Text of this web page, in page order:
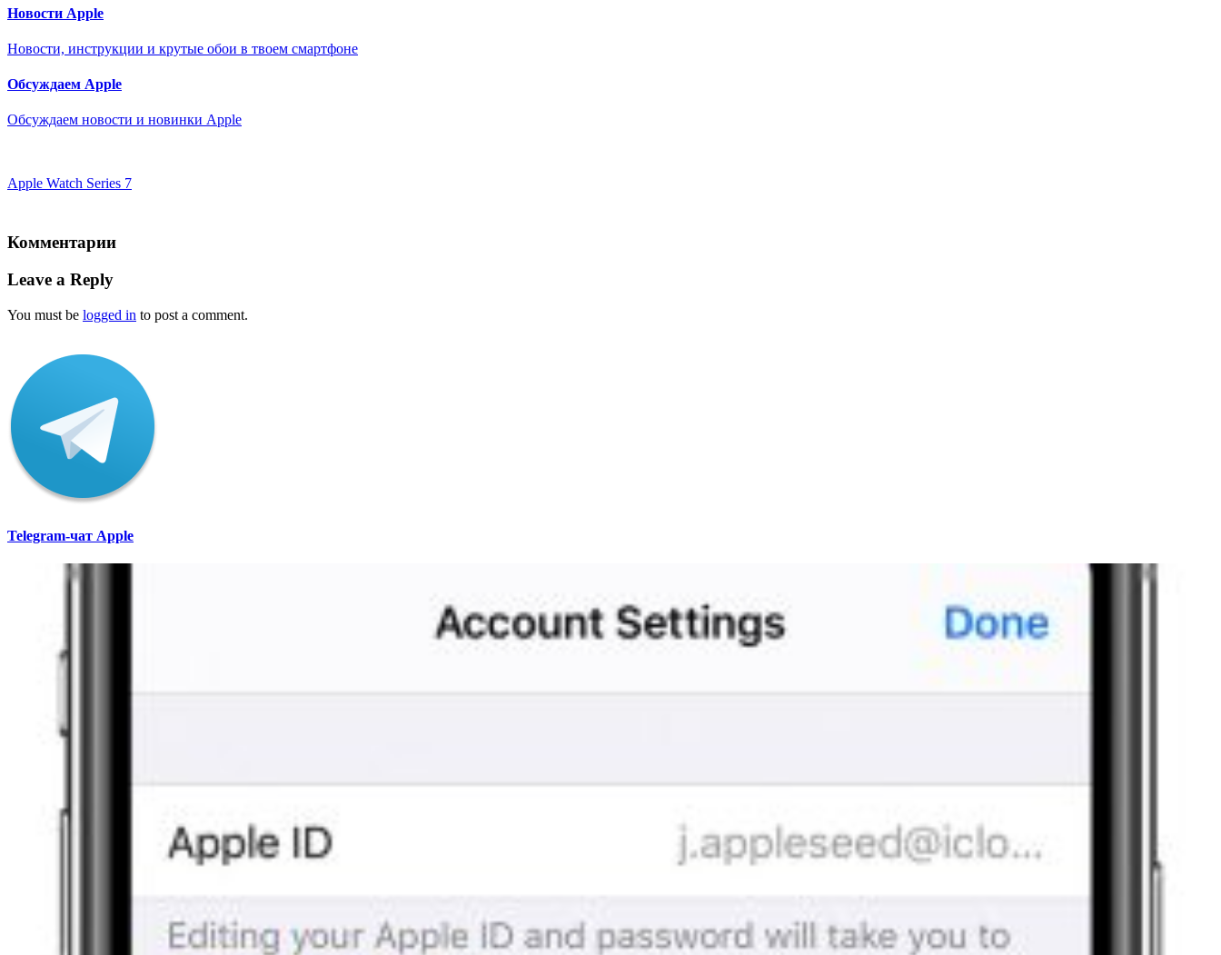
Новости Apple
Новости, инструкции и крутые обои в твоем смартфоне
Обсуждаем Apple
Обсуждаем новости и новинки Apple
Apple Watch Series 7
Комментарии
Leave a Reply
You must be logged in to post a comment.
Telegram-чат Apple